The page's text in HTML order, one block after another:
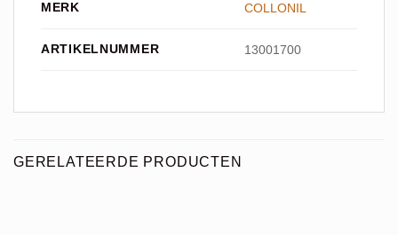
MERK COLLONIL
ARTIKELNUMMER 13001700
GERELATEERDE PRODUCTEN